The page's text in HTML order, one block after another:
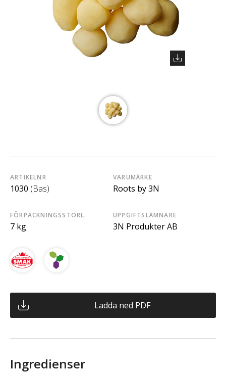
ARTIKELNR
1030 (Bas)
VARUMÄRKE
Roots by 3N
FÖRPACKNINGSSTORL.
7 kg
UPPGIFTSLÄMNARE
3N Produkter AB
Ladda ned PDF
Ingredienser